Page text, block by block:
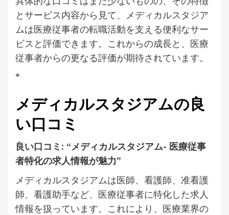
とサービス内容から見て、メディカルスタジア
ムは医療従事者の転職活動を支える便利なサー
ビスと評価できます。これからの成長と、医療
従事者からの更なる評価が期待されています。
*
メディカルスタジアムの良
い口コミ
良い口コミ: “メディカルスタジアム- 医療従事
者特化の求人情報が魅力”
メディカルスタジアムは医師、看護師、准看護
師、看護助手など、医療従事者に特化した求人
情報を扱っています。これにより、医療業界の